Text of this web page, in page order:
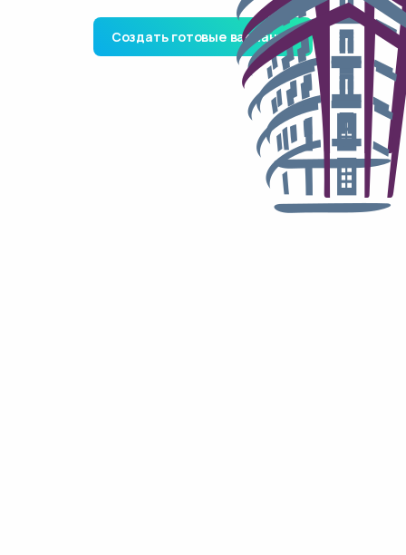
Создать готовые варианты